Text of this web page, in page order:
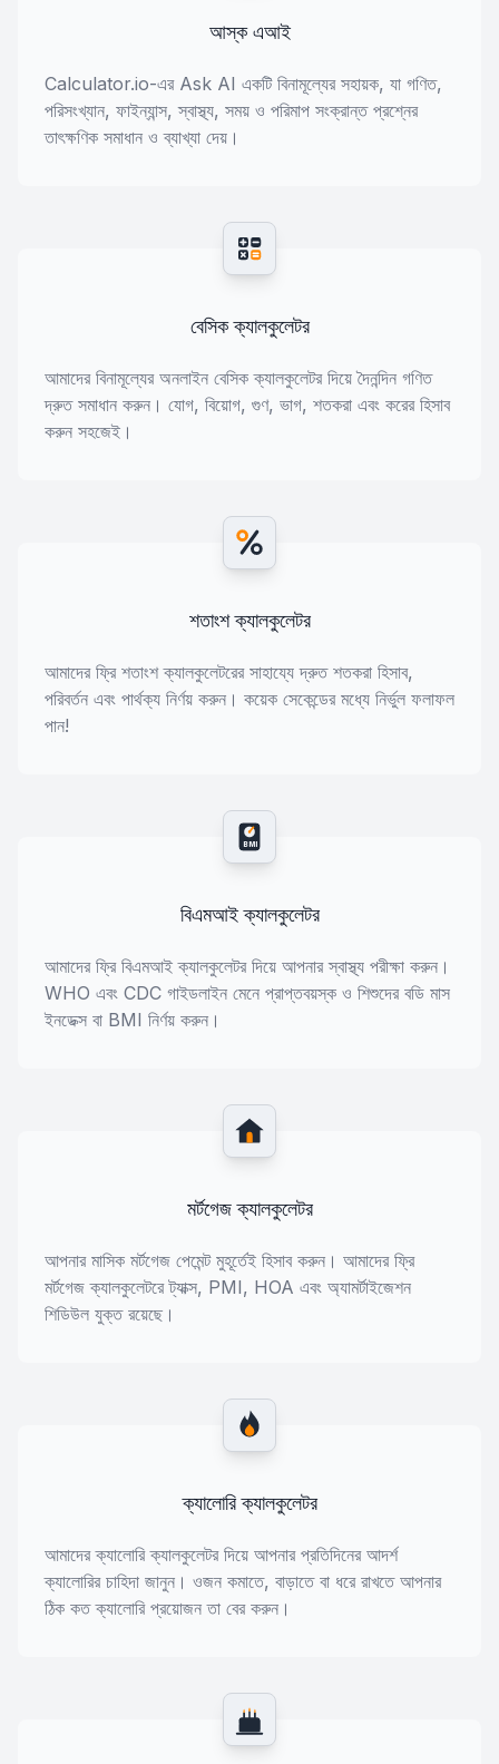
আস্ক এআই
Calculator.io-এর Ask AI একটি বিনামূল্যের সহায়ক, যা গণিত,
পরিসংখ্যান, ফাইন্যান্স, স্বাস্থ্য, সময় ও পরিমাপ সংক্রান্ত প্রশ্নের
তাৎক্ষণিক সমাধান ও ব্যাখ্যা দেয়।
বেসিক ক্যালকুলেটর
আমাদের বিনামূল্যের অনলাইন বেসিক ক্যালকুলেটর দিয়ে দৈনন্দিন গণিত
দ্রুত সমাধান করুন। যোগ, বিয়োগ, গুণ, ভাগ, শতকরা এবং করের হিসাব
করুন সহজেই।
শতাংশ ক্যালকুলেটর
আমাদের ফ্রি শতাংশ ক্যালকুলেটরের সাহায্যে দ্রুত শতকরা হিসাব,
পরিবর্তন এবং পার্থক্য নির্ণয় করুন। কয়েক সেকেন্ডের মধ্যে নির্ভুল ফলাফল
পান!
BMI
বিএমআই ক্যালকুলেটর
আমাদের ফ্রি বিএমআই ক্যালকুলেটর দিয়ে আপনার স্বাস্থ্য পরীক্ষা করুন।
WHO এবং CDC গাইডলাইন মেনে প্রাপ্তবয়স্ক ও শিশুদের বডি মাস
ইনডেক্স বা BMI নির্ণয় করুন।
মর্টগেজ ক্যালকুলেটর
আপনার মাসিক মর্টগেজ পেমেন্ট মুহূর্তেই হিসাব করুন। আমাদের ফ্রি
মর্টগেজ ক্যালকুলেটরে ট্যাক্স, PMI, HOA এবং অ্যামর্টাইজেশন
শিডিউল যুক্ত রয়েছে।
ক্যালোরি ক্যালকুলেটর
আমাদের ক্যালোরি ক্যালকুলেটর দিয়ে আপনার প্রতিদিনের আদর্শ
ক্যালোরির চাহিদা জানুন। ওজন কমাতে, বাড়াতে বা ধরে রাখতে আপনার
ঠিক কত ক্যালোরি প্রয়োজন তা বের করুন।